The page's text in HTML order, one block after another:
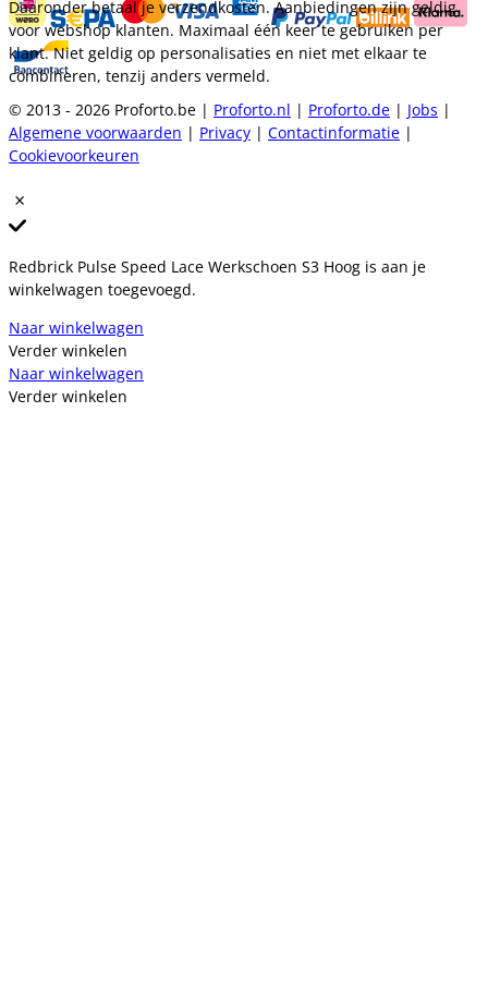
Daaronder betaal je verzendkosten. Aanbiedingen zijn geldig
voor webshop klanten. Maximaal één keer te gebruiken per
klant. Niet geldig op personalisaties en niet met elkaar te
combineren, tenzij anders vermeld.
© 2013 - 2026 Proforto.be | Proforto.nl | Proforto.de | Jobs |
Algemene voorwaarden | Privacy | Contactinformatie |
Cookievoorkeuren
Redbrick Pulse Speed Lace Werkschoen S3 Hoog is aan je
winkelwagen toegevoegd.
Naar winkelwagen
Verder winkelen
Naar winkelwagen
Verder winkelen